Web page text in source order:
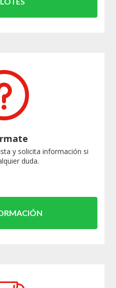
y solicita información si
duda.